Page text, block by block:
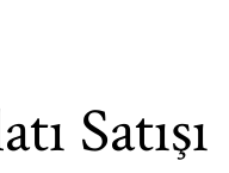
Satışı